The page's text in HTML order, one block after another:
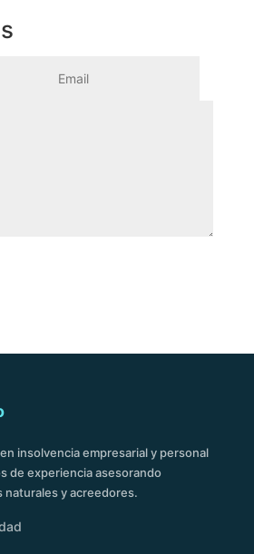
insolvencia empresarial y personal
de experiencia asesorando
naturales y acreedores.